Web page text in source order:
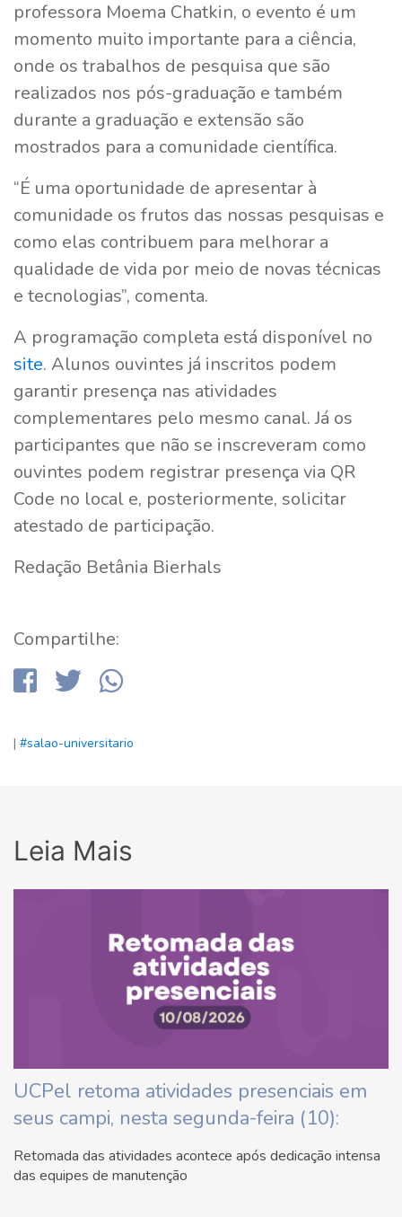
professora Moema Chatkin, o evento é um
momento muito importante para a ciência,
onde os trabalhos de pesquisa que são
realizados nos pós-graduação e também
durante a graduação e extensão são
mostrados para a comunidade científica.
“É uma oportunidade de apresentar à
comunidade os frutos das nossas pesquisas e
como elas contribuem para melhorar a
qualidade de vida por meio de novas técnicas
e tecnologias”, comenta.
A programação completa está disponível no
site. Alunos ouvintes já inscritos podem
garantir presença nas atividades
complementares pelo mesmo canal. Já os
participantes que não se inscreveram como
ouvintes podem registrar presença via QR
Code no local e, posteriormente, solicitar
atestado de participação.
Redação Betânia Bierhals
Compartilhe:
| #salao-universitario
Leia Mais
UCPel retoma atividades presenciais em
seus campi, nesta segunda-feira (10):
Retomada das atividades acontece após dedicação intensa
das equipes de manutenção